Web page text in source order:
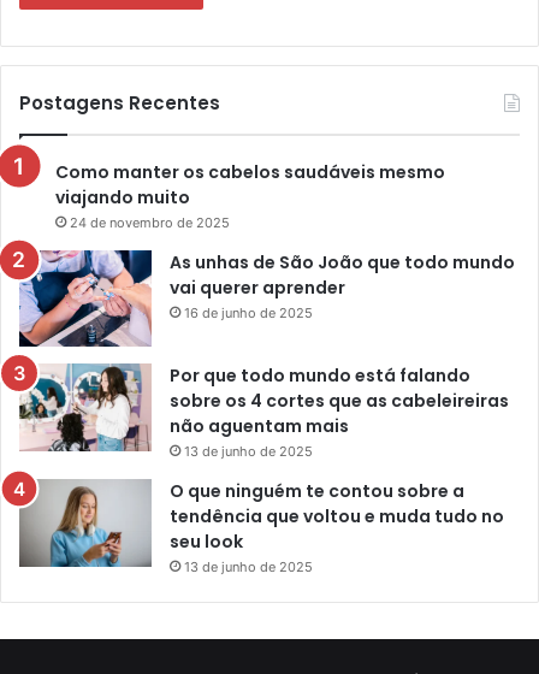
Postagens Recentes
Como manter os cabelos saudáveis mesmo
viajando muito
24 de novembro de 2025
As unhas de São João que todo mundo
vai querer aprender
16 de junho de 2025
Por que todo mundo está falando
sobre os 4 cortes que as cabeleireiras
não aguentam mais
13 de junho de 2025
O que ninguém te contou sobre a
tendência que voltou e muda tudo no
seu look
13 de junho de 2025